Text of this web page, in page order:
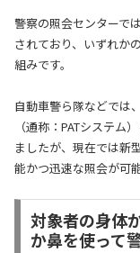
警察の照会センターで
されており、いずれか
組みです。
自動車警ら隊などでは
（通称：PATシステム
ましたが、現在では新
能かつ迅速な照会が可
対象者の身体
か鼻を使って